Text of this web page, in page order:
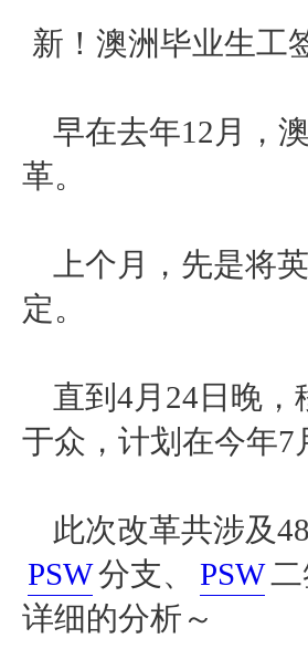
新！澳洲毕业生工
早在去年12月，
革。
上个月，先是将
定。
直到 4月24日晚
于众，计划在今年7
此次改革共涉及
PSW分支、 PSW
详细的分析～